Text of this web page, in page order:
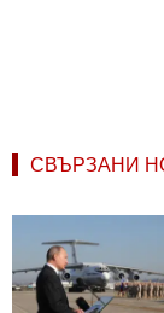
СВЪРЗАНИ